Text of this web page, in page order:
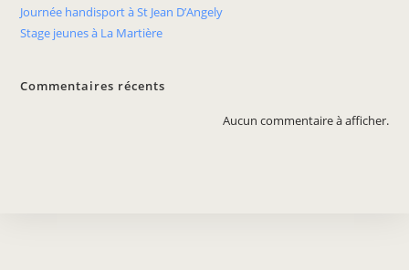
Journée handisport à St Jean D’Angely
Stage jeunes à La Martière
Commentaires récents
Aucun commentaire à afficher.